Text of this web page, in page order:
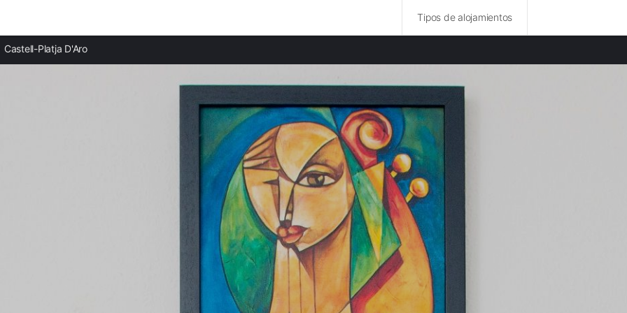
Tipos de alojamientos
Casas rurales en S'Agaró
Casas rurales en Santa Cristina d'Aro
Casas rurales en Sant Feliu de Guíxols
Castell-Platja D'Aro